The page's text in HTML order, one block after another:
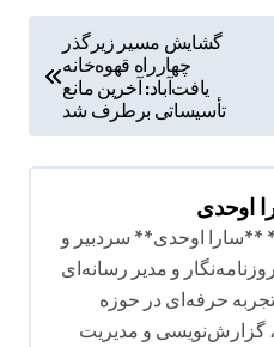
گشایش مسیر زیرگذر
چهارراه قهوه‌خانه
یافت‌آباد: آخرین مانع
تأسیساتی برطرف شد
اوحدی
**سارا اوحدی** سردبیر و
و مدیر رسانه‌ای
تجربه حرفه‌ای در حوزه
گزارش‌نویسی و مدیریت